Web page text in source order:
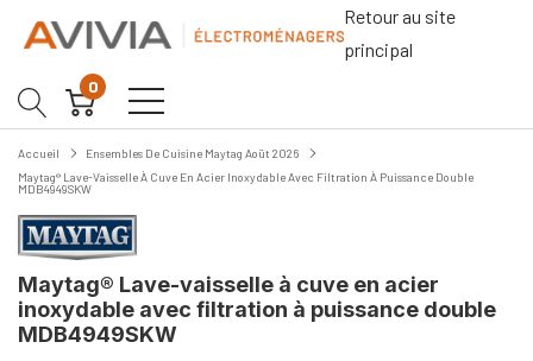
Retour au site
principal
0
Accueil
Ensembles De Cuisine Maytag Aoüt 2026
Maytag® Lave-Vaisselle À Cuve En Acier Inoxydable Avec Filtration À Puissance Double
MDB4949SKW
Maytag® Lave-vaisselle à cuve en acier
inoxydable avec filtration à puissance double
MDB4949SKW